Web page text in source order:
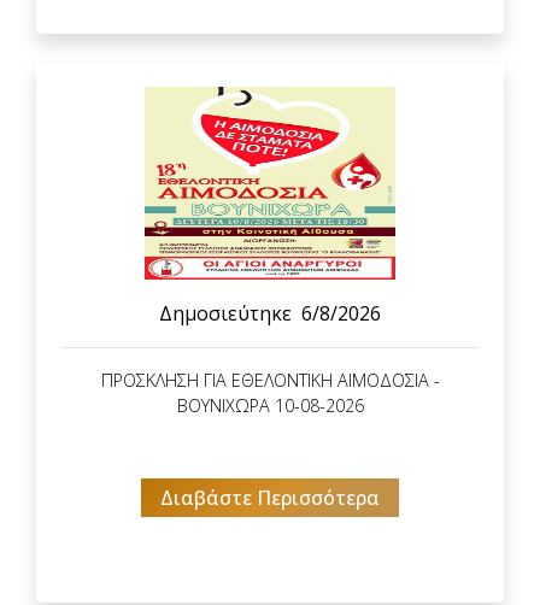
Δημοσιεύτηκε 6/8/2026
ΠΡΟΣΚΛΗΣΗ ΓΙΑ ΕΘΕΛΟΝΤΙΚΗ ΑΙΜΟΔΟΣΙΑ -
ΒΟΥΝΙΧΩΡΑ 10-08-2026
Διαβάστε Περισσότερα